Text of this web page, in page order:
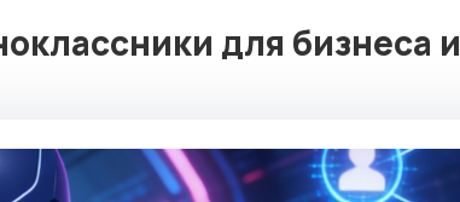
для бизнеса и